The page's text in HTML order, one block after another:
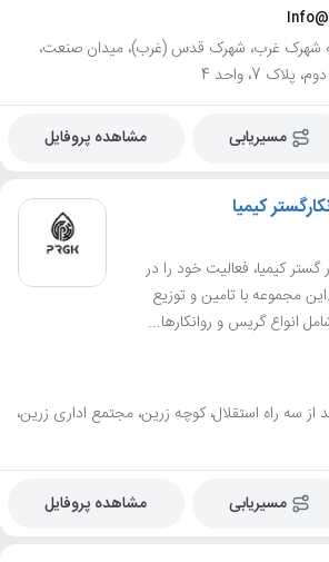
2، محله شهرک غرب، شهرک قدس (غرب)، میدان صنعت،
7، واحد 4
مسیریابی مشاهده پروفایل
کیمیا
کیمیا، فعالیت خود را در
است.این مجموعه با تامین و توزیع
انواع گریس و روانکارها...
از سه راه استقلال، کوچه زرین، مجتمع اداری زرین،
مسیریابی مشاهده پروفایل